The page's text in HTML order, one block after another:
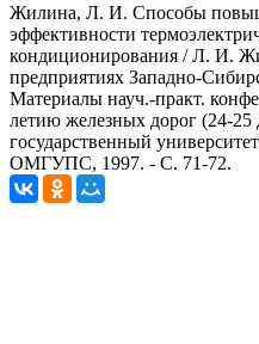
Жилина, Л. И. Способы
эффективности
кондиционирования / Л. И.
предприятиях Западно-
Материалы науч.-практ.
летию железных дорог (24-25
государственный
ОМГУПС, 1997. - С. 71-72.